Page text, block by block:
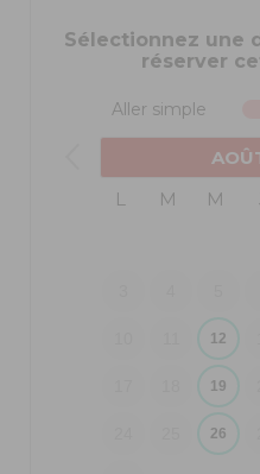
Sélectionnez une
réserver
Aller simple
L
M M
12
19
26